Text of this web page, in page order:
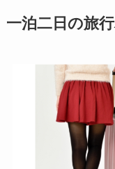
一泊二日の旅